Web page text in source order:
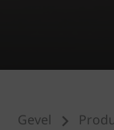
Gevel